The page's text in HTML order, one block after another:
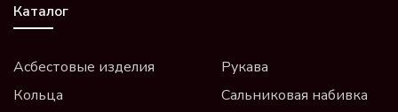
Каталог
Асбестовые изделия
Кольца
Рукава
Сальниковая набивка